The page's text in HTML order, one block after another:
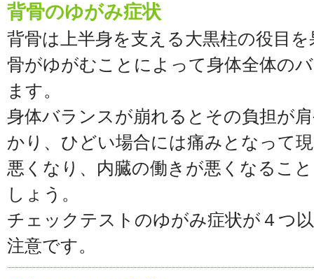
背骨のゆがみ症状
背骨は上半身を支える大黒柱の役目
骨がゆがむことによって身体全体の
ます。
身体バランスが崩れるとその負担が
かり、ひどい場合には痛みとなって
悪くなり、内臓の働きが悪くなるこ
しょう。
チェックテストのゆがみ症状が４つ
注意です。